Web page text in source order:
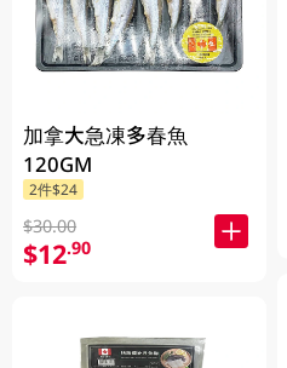
加拿大急凍多春魚
120GM
2件$24
$30.00
$12.90